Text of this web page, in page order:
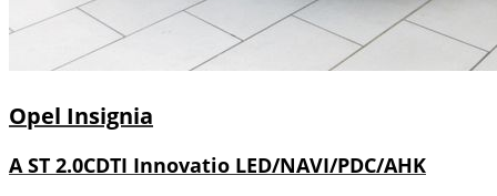
Opel Insignia
A ST 2.0CDTI Innovatio LED/NAVI/PDC/AHK